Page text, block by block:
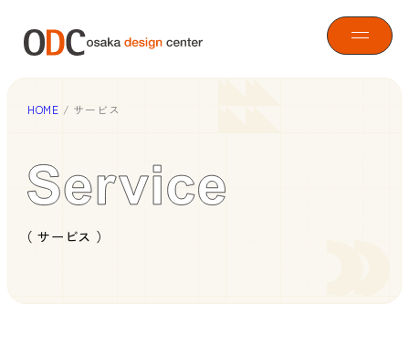
HOME / サービス
（ サービス ）